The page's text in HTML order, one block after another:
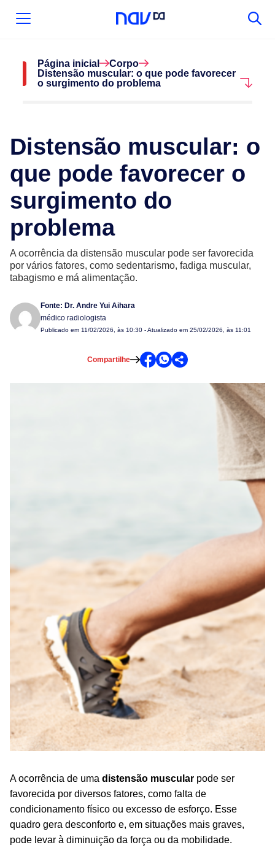
Página inicial
Corpo
Distensão muscular: o que pode favorecer
o surgimento do problema
Distensão muscular: o
que pode favorecer o
surgimento do
problema
A ocorrência da distensão muscular pode ser favorecida
por vários fatores, como sedentarismo, fadiga muscular,
tabagismo e má alimentação.
Fonte: Dr. Andre Yui Aihara
médico radiologista
Publicado em 11/02/2026, às 10:30 - Atualizado em 25/02/2026, às 11:01
Compartilhe
A ocorrência de uma distensão muscular pode ser
favorecida por diversos fatores, como falta de
condicionamento físico ou excesso de esforço. Esse
quadro gera desconforto e, em situações mais graves,
pode levar à diminuição da força ou da mobilidade.